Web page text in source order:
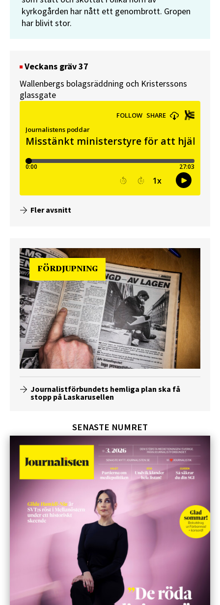
kyrkogården har nått ett genombrott. Gropen
har blivit stor.
Veckans gräv 37
Wallenbergs bolagsräddning och Kristerssons
glassgate
Fler avsnitt
FÖRDJUPNING
Journalistförbundets hemliga plan ska få
stopp på Laskarusellen
SENASTE NUMRET